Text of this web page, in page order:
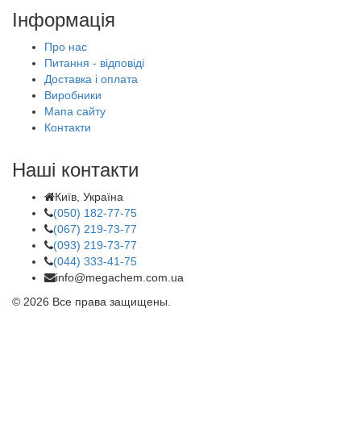
Інформація
Про нас
Питання - відповіді
Доставка і оплата
Виробники
Мапа сайту
Контакти
Наші контакти
Київ, Україна
(050) 182-77-75
(067) 219-73-77
(093) 219-73-77
(044) 333-41-75
info@megachem.com.ua
© 2026 Все права защищены.